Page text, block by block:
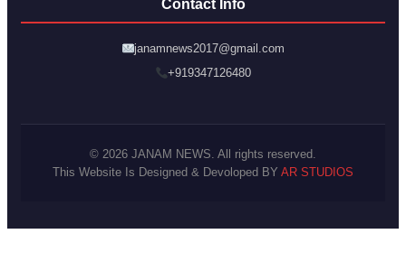
Contact Info
janamnews2017@gmail.com
+919347126480
© 2026 JANAM NEWS. All rights reserved.
This Website Is Designed & Devoloped BY AR STUDIOS